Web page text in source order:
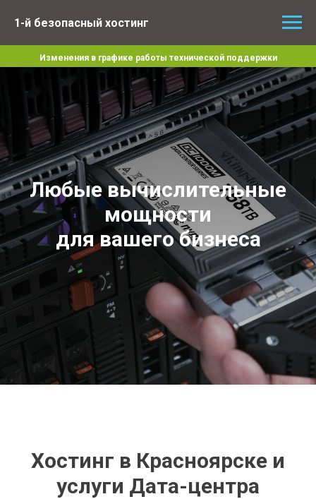
1-й безопасный хостинг
Изменения в графике работы технической поддержки
Любые вычислительные
мощности
для вашего бизнеса
Хостинг в Красноярске и
услуги Дата-центра